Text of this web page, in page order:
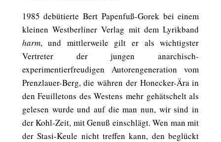
1985 debütierte Bert Papenfuß-Gorek bei einem
kleinen Westberliner Verlag mit dem Lyrikband
harm, und mittlerweile gilt er als wichtigster
Vertreter der jungen anarchisch-
experimentierfreudigen Autorengeneration vom
Prenzlauer-Berg, die währen der Honecker-Ära in
den Feuilletons des Westens mehr gehätschelt als
gelesen wurde und auf die man nun, wir sind in
der Kohl-Zeit, mit Genuß einschlägt. Wen man mit
der Stasi-Keule nicht treffen kann, den beglückt